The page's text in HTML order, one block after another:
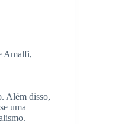
Amalfi,
Além disso,
uma